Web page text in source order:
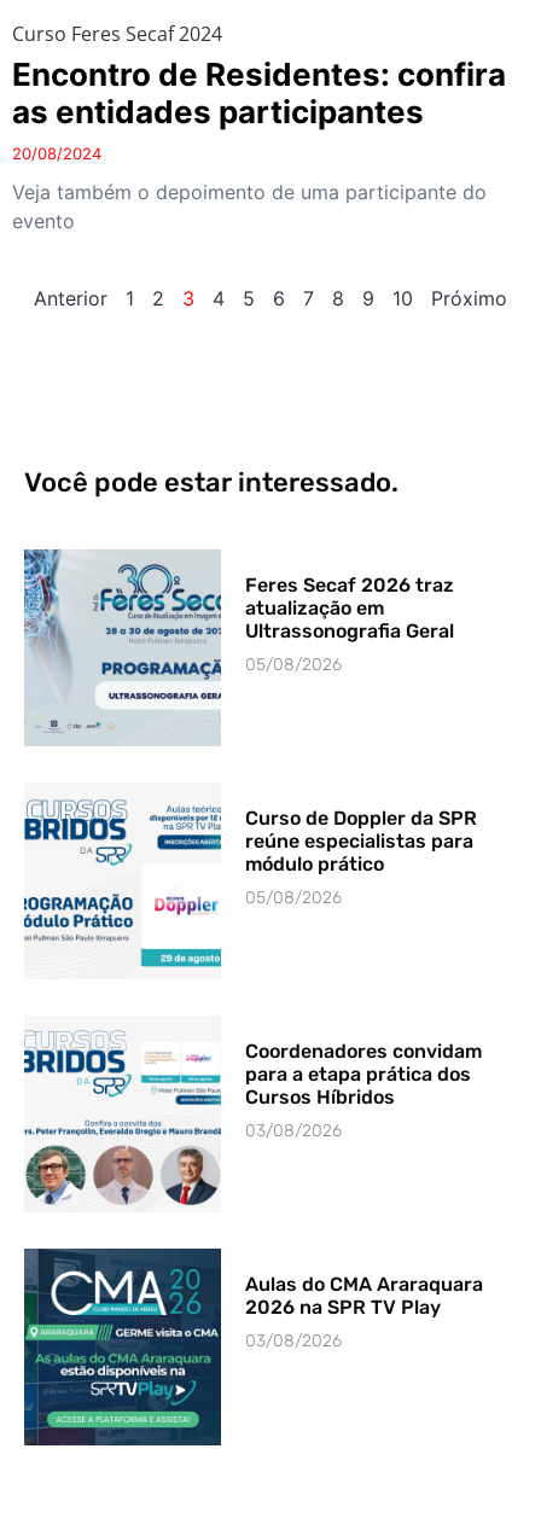
Curso Feres Secaf 2024
Encontro de Residentes: confira
as entidades participantes
20/08/2024
Veja também o depoimento de uma participante do
evento
Anterior 1 2 3 4 5 6 7 8 9 10 Próximo
Você pode estar interessado.
Feres Secaf 2026 traz
atualização em
Ultrassonografia Geral
05/08/2026
Curso de Doppler da SPR
reúne especialistas para
módulo prático
05/08/2026
Coordenadores convidam
para a etapa prática dos
Cursos Híbridos
03/08/2026
Aulas do CMA Araraquara
2026 na SPR TV Play
03/08/2026